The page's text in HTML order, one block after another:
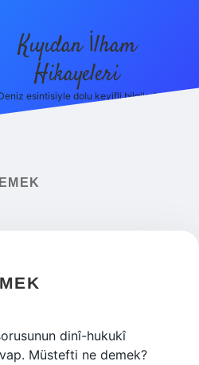
Kıyıdan İlham
Hikayeleri
esintisiyle dolu keyifli bilgiler!
dinî-hukukî
Müstefti ne demek?